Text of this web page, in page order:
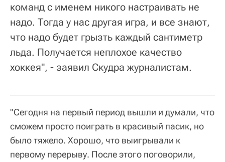
команд с именем никого настраивать не
надо. Тогда у нас другая игра, и все знают,
что надо будет грызть каждый сантиметр
льда. Получается неплохое качество
хоккея", - заявил Скудра журналистам.
"Сегодня на первый период вышли и думали, что
сможем просто поиграть в красивый пасик, но
было тяжело. Хорошо, что выигрывали к
первому перерыву. После этого поговорили,